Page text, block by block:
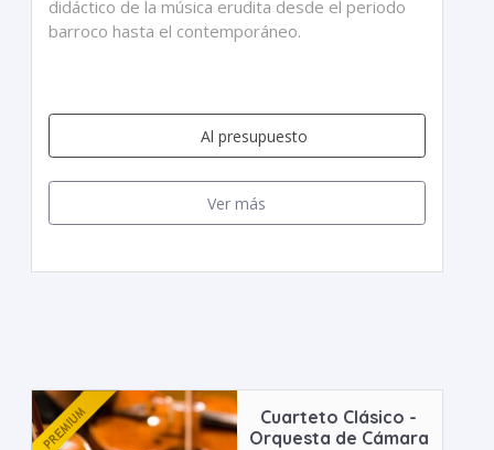
didáctico de la música erudita desde el periodo
barroco hasta el contemporáneo.
Al presupuesto
Ver más
Cuarteto Clásico -
Orquesta de Cámara